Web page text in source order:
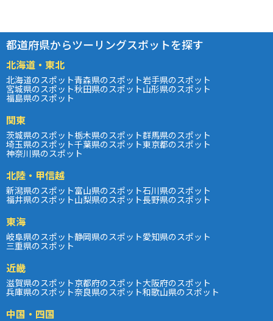
都道府県からツーリングスポットを探す
北海道・東北
北海道のスポット青森県のスポット岩手県のスポット
宮城県のスポット秋田県のスポット山形県のスポット
福島県のスポット
関東
茨城県のスポット栃木県のスポット群馬県のスポット
埼玉県のスポット千葉県のスポット東京都のスポット
神奈川県のスポット
北陸・甲信越
新潟県のスポット富山県のスポット石川県のスポット
福井県のスポット山梨県のスポット長野県のスポット
東海
岐阜県のスポット静岡県のスポット愛知県のスポット
三重県のスポット
近畿
滋賀県のスポット京都府のスポット大阪府のスポット
兵庫県のスポット奈良県のスポット和歌山県のスポット
中国・四国